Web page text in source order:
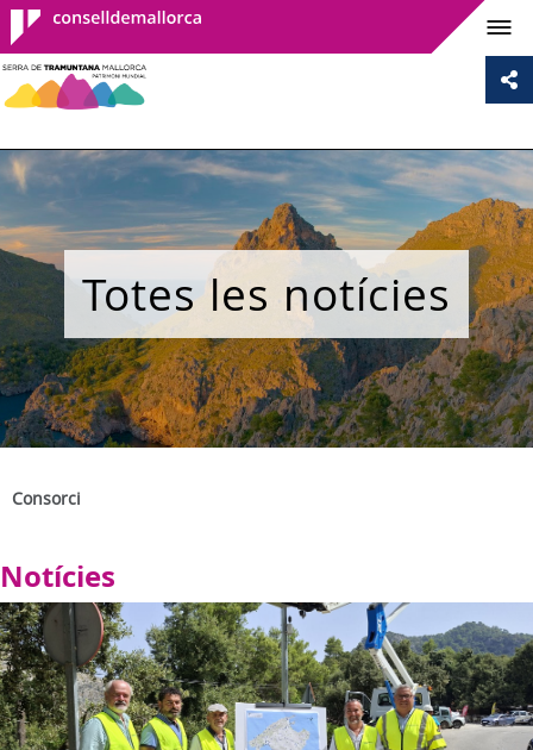
Consell de
Mallorca
Totes les notícies
Consorci
Notícies